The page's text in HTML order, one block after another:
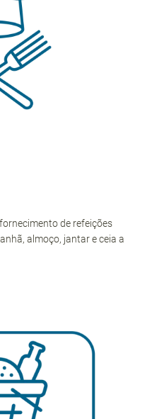
de refeições
almoço, jantar e ceia a